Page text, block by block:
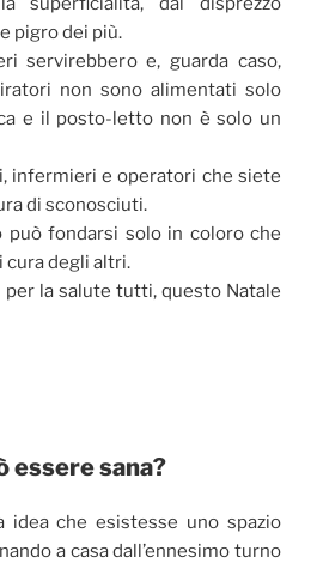
pigro dei più.
servirebbero e, guarda caso,
non sono alimentati solo
e il posto-letto non è solo un
infermieri e operatori che siete
di sconosciuti.
può fondarsi solo in coloro che
cura degli altri.
la salute tutti, questo Natale
essere sana?
idea che esistesse uno spazio
a casa dall’ennesimo turno